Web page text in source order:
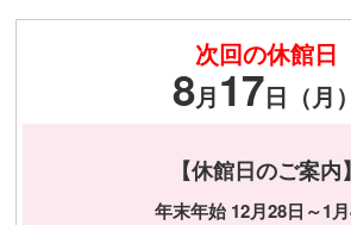
次回の休館日
8月17日（月）
【休館日のご案内】
年末年始 12月28日～1